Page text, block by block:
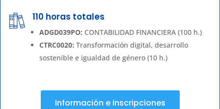
110 horas totales
ADGD039PO: CONTABILIDAD FINANCIERA (100 h.)
CTRC0020: Transformación digital, desarrollo
sostenible e igualdad de género (10 h.)
Información e inscripciones